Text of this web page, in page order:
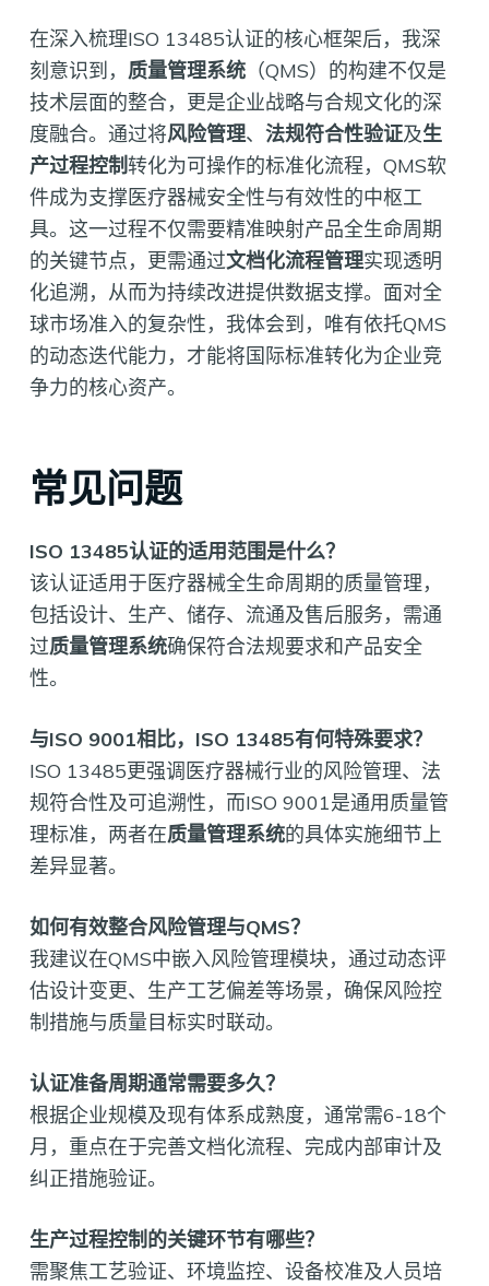
在深入梳理ISO 13485认证的核心框架后，我深
刻意识到， 质量管理系统（QMS）的构建不仅是
技术层面的整合，更是企业战略与合规文化的深
度融合。通过将风险管理、 法规符合性验证及生
产过程控制转化为可操作的标准化流程，QMS软
件成为支撑医疗器械安全性与有效性的中枢工
具。这一过程不仅需要精准映射产品全生命周期
的关键节点，更需通过文档化流程管理实现透明
化追溯，从而为持续改进提供数据支撑。面对全
球市场准入的复杂性，我体会到，唯有依托QMS
的动态迭代能力，才能将国际标准转化为企业竞
争力的核心资产。
常见问题
ISO 13485认证的适用范围是什么？
该认证适用于医疗器械全生命周期的质量管理，
包括设计、生产、储存、流通及售后服务，需通
过质量管理系统确保符合法规要求和产品安全
性。
与ISO 9001相比，ISO 13485有何特殊要求？
ISO 13485更强调医疗器械行业的风险管理、法
规符合性及可追溯性，而ISO 9001是通用质量管
理标准，两者在质量管理系统的具体实施细节上
差异显著。
如何有效整合风险管理与QMS？
我建议在QMS中嵌入风险管理模块，通过动态评
估设计变更、生产工艺偏差等场景，确保风险控
制措施与质量目标实时联动。
认证准备周期通常需要多久？
根据企业规模及现有体系成熟度，通常需6-18个
月，重点在于完善文档化流程、完成内部审计及
纠正措施验证。
生产过程控制的关键环节有哪些？
需聚焦工艺验证、环境监控、设备校准及人员培